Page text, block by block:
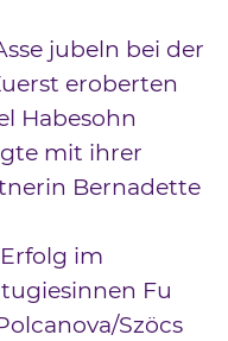
jubeln bei der
eroberten
Habesohn
mit ihrer
Bernadette
im
Fu
Szöcs